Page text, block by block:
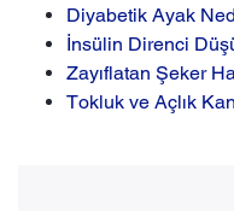
Diyabetik Ayak
İnsülin Direnci
Zayıflatan Şeker
Tokluk ve Açlık